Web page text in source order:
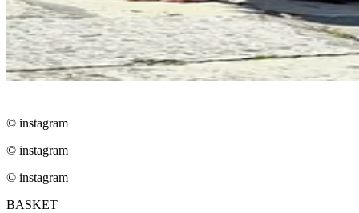
© instagram
© instagram
© instagram
BASKET